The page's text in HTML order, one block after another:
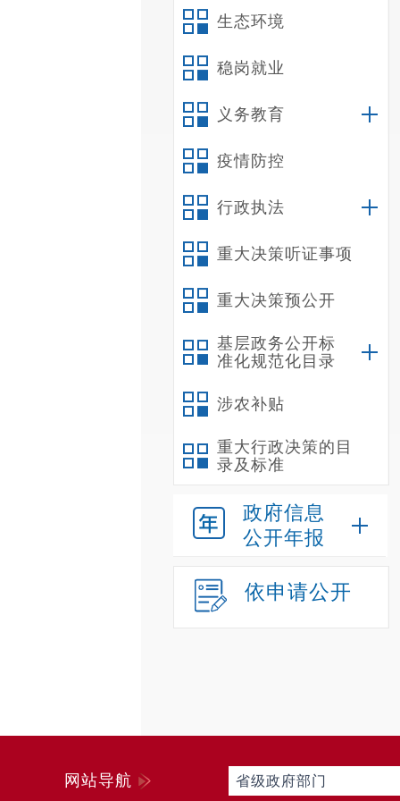
生态环境
稳岗就业
义务教育
疫情防控
行政执法
重大决策听证事项
重大决策预公开
基层政务公开标
准化规范化目录
涉农补贴
重大行政决策的目
录及标准
政府信息
公开年报
依申请公开
网站导航 省级政府部门